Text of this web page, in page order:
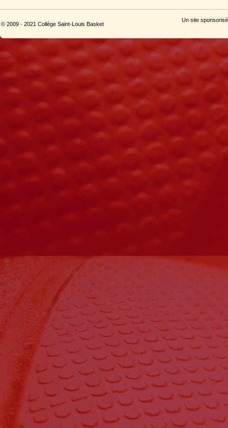
© 2009 - 2021 Collège Saint-Louis Basket
Un site